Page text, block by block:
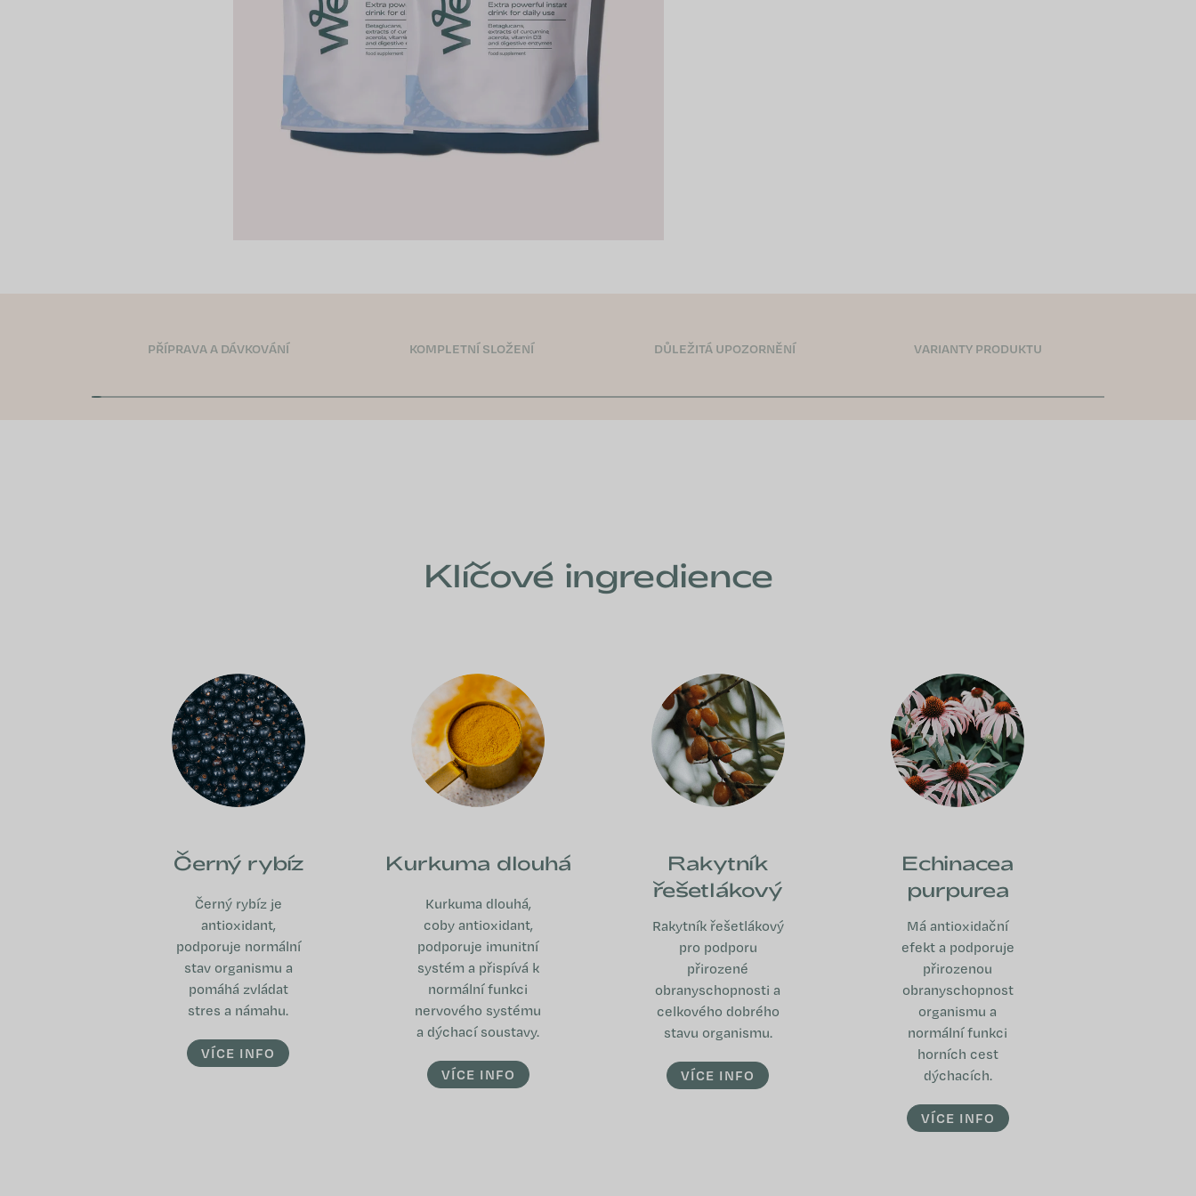
PŘÍPRAVA A DÁVKOVÁNÍ KOMPLETNÍ SLOŽENÍ DŮLEŽITÁ UPOZORNĚNÍ VARIANTY PRODUKTU
Klíčové ingredience
Černý rybíz
Černý rybíz je
antioxidant,
podporuje normální
stav organismu a
pomáhá zvládat
stres a námahu.
VÍCE INFO
Kurkuma dlouhá
Kurkuma dlouhá,
coby antioxidant,
podporuje imunitní
systém a přispívá k
normální funkci
nervového systému
a dýchací soustavy.
VÍCE INFO
Rakytník
řešetlákový
Rakytník řešetlákový
pro podporu
přirozené
obranyschopnosti a
celkového dobrého
stavu organismu.
VÍCE INFO
Echinacea
purpurea
Má antioxidační
efekt a podporuje
přirozenou
obranyschopnost
organismu a
normální funkci
horních cest
dýchacích.
VÍCE INFO